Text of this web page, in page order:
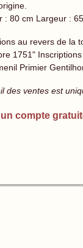
: 80 cm Largeur :
au revers de la
1751"
Primier
des ventes est
compte